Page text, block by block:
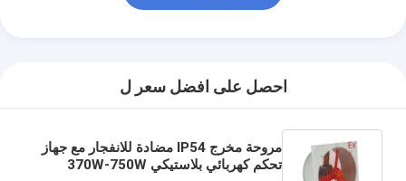
احصل على افضل سعر ل
مروحة مخرج IP54 مضادة للانفجار مع جهاز
تحكم كهربائي بلاستيكي 370W-750W